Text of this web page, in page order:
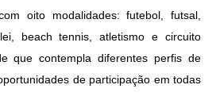
oito modalidades: futebol, futsal,
beach tennis, atletismo e circuito
que contempla diferentes perfis de
de participação em todas